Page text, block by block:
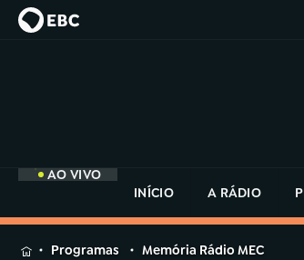
AO VIVO
INÍCIO
A RÁDIO
MENUProgramas Memória Rádio MEC